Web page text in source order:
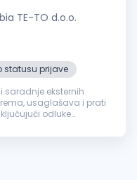
TE-TO d.o.o.
statusu prijave
eksternih
usaglašava i prati
odluke